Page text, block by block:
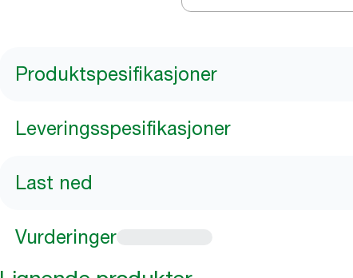
Produktspesifikasjoner
Leveringsspesifikasjoner
Last ned
Vurderinger